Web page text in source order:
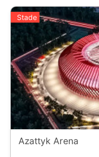
Stade
Azattyk Arena